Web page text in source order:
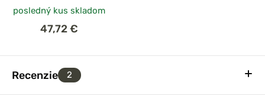
posledný kus skladom
47,72 €
Recenzie 2